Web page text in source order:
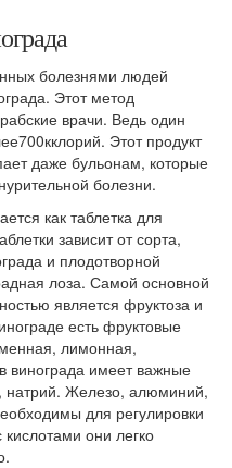
болезнями людей
Этот метод
врачи. Ведь один
Этот продукт
даже бульонам, которые
болезни.
как таблетка для
зависит от сорта,
и плодотворной
лоза. Самой основной
является фруктоза и
есть фруктовые
лимонная,
винограда имеет важные
натрий. Железо, алюминий,
для регулировки
они легко